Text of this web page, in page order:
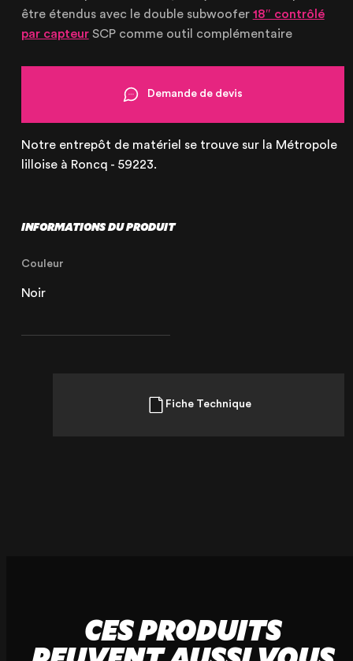
62520 Le Touquet, France
+33 (3) 20 72 39 98
être étendus avec le double subwoofer 18″ contrôlé
par capteurSCP comme outil complémentaire
Demande de devis
Notre entrepôt de matériel se trouve sur la Métropole
lilloise à Roncq - 59223.
INFORMATIONS DU PRODUIT
Couleur
Noir
Fiche Technique
CES PRODUITS